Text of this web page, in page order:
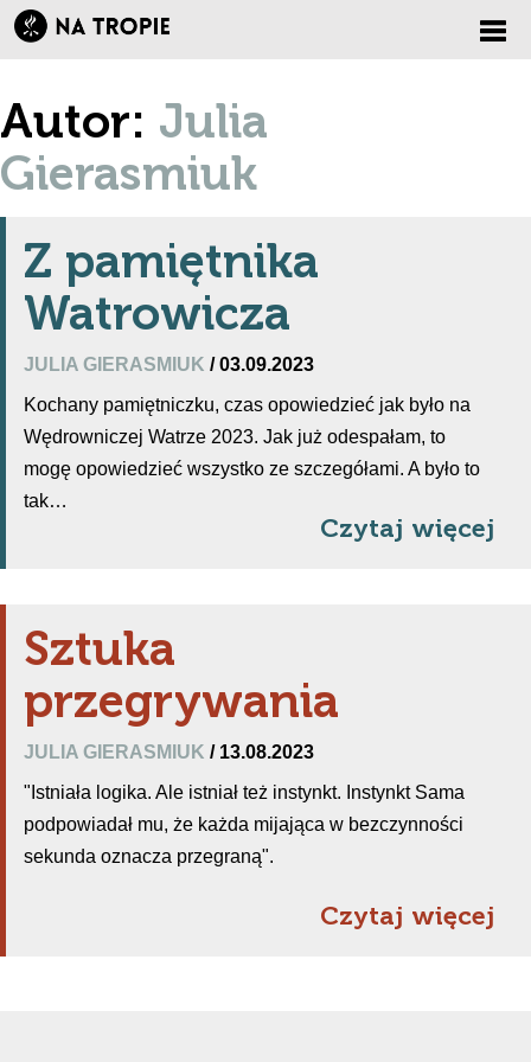
Autor: Julia
Gierasmiuk
Z pamiętnika
Watrowicza
JULIA GIERASMIUK / 03.09.2023
Kochany pamiętniczku, czas opowiedzieć jak było na
Wędrowniczej Watrze 2023. Jak już odespałam, to
mogę opowiedzieć wszystko ze szczegółami. A było to
tak…
Czytaj więcej
Sztuka
przegrywania
JULIA GIERASMIUK / 13.08.2023
"Istniała logika. Ale istniał też instynkt. Instynkt Sama
podpowiadał mu, że każda mijająca w bezczynności
sekunda oznacza przegraną".
Czytaj więcej